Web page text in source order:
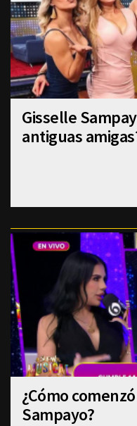
Gisselle
antiguas
¿Cómo
Sampayo?